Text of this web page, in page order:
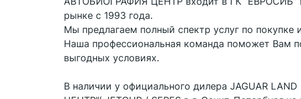
рынке с 1993 года.
Мы предлагаем полный спектр услуг по покупке
Наша профессиональная команда поможет Вам
выгодных условиях.
В наличии у официального дилера JAGUAR